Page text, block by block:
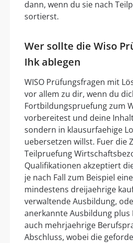
dann, wenn du sie nach
sortierst.
Wer sollte die Wiso
Ihk ablegen
WISO Prüfungsfragen mit
vor allem zu dir, wenn du
Fortbildungspruefung zum
vorbereitest und deine
sondern in klausurfaehige
uebersetzen willst. Fuer die
Teilpruefung
Qualifikationen akzeptiert
je nach Fall zum Beispiel
mindestens dreijaehrige
verwaltende Ausbildung,
anerkannte Ausbildung
auch mehrjaehrige
Abschluss, wobei die